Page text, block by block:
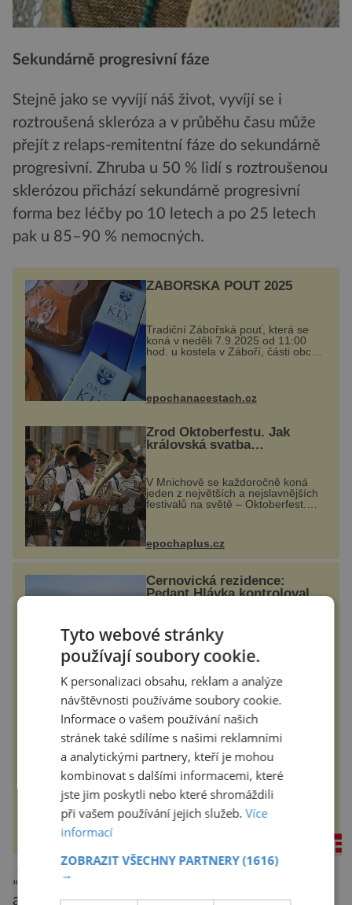
Sekundárně progresivní fáze
Stejně jako se vyvíjí náš život, vyvíjí se i
roztroušená skleróza a v průběhu času může
přejít z relaps-remitentní fáze do sekundárně
progresivní. Zhruba u 50 % lidí s roztroušenou
sklerózou přichází sekundárně progresivní
forma bez léčby po 10 letech a po 25 letech
pak u 85–90 % nemocných.
ZÁBOŘSKÁ POUŤ 2025
Tradiční Zábořská pouť, která se
koná v neděli 7.9.2025 od 11:00
hod. u kostela v Záboří, části obce
Kly u Mělníka. V programu
naleznete komentovanou prohlídku
atrakce...
epochanacestach.cz
Zrod Oktoberfestu. Jak
královská svatba
odstartovala největší pivní
festival světa
V Mnichově se každoročně koná
jeden z největších a nejslavnějších
festivalů na světě – Oktoberfest.
návštěvníků, kteří si vychutnávají
pivo, tradiční jídlo a bavorskou
kultur...
epochaplus.cz
Černovická rezidence:
Pedant Hlávka kontroloval
Patří mezi sedm novodobých divů
Ukrajiny. Řeč je o obřím
černovickém areálu, za jehož
vznikem stál slavný český architekt
Josef Hlávka. Ten si na něm dal
mimořádně záležet. Jeho stavební
plány by při ...
Měkké na dotek, krásné na
pohled
Koupelna patří k nejatraktivnějším
místnostem v bytě, vedle ložnice
slouží jako místo pro relaxaci a
odpočinek. Koupelnový textil –
ručníky, osušky a koberečky –
„Tato fáze se projevuje méně výraznými
atakami nebo zcela žádnými. Neznamená to
Tyto webové stránky
používají soubory cookie.
K personalizaci obsahu, reklam a analýze
návštěvnosti používáme soubory cookie.
Informace o vašem používání našich
stránek také sdílíme s našimi reklamními
a analytickými partnery, kteří je mohou
kombinovat s dalšími informacemi, které
jste jim poskytli nebo které shromáždili
při vašem používání jejich služeb.Více
informací
ZOBRAZIT VŠECHNY PARTNERY(1616)
→